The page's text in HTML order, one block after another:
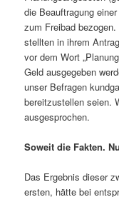
die Beauftragung
zum Freibad
stellten in ihrem
vor dem Wort
Geld ausgegeben
unser Befragen
bereitzustellen seien.
ausgesprochen.
Soweit die Fakten.
Das Ergebnis dieser
ersten, hätte bei